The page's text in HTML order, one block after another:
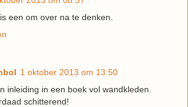
een om over na te denken.
1 oktober 2013 om 13:50
inleiding in een boek vol wandkleden.
schitterend!